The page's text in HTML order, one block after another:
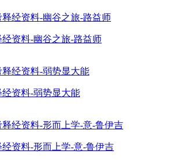
资料-幽谷之旅-路益师
资料-弱势显大能
资料-形而上学-意-鲁伊吉